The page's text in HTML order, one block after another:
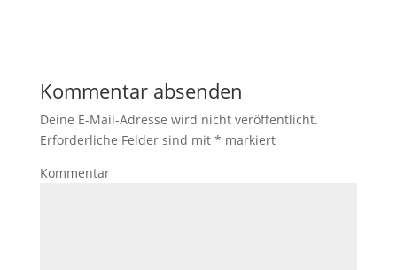
Kommentar absenden
Deine E-Mail-Adresse wird nicht veröffentlicht.
Erforderliche Felder sind mit * markiert
Kommentar